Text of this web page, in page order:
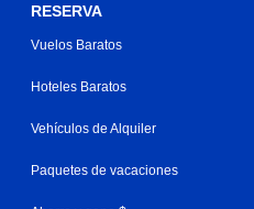
RESERVA
Vuelos Baratos
Hoteles Baratos
Vehículos de Alquiler
Paquetes de vacaciones